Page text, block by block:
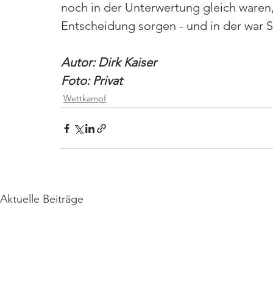
noch in der Unterwertung gleich
Entscheidung sorgen - und in der war
Autor: Dirk Kaiser
Foto: Privat
Wettkampf
Aktuelle Beiträge